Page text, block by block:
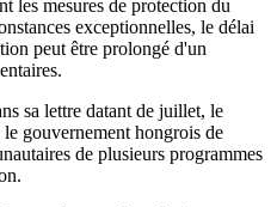
les mesures de protection du
exceptionnelles, le délai
peut être prolongé d'un
sa lettre datant de juillet, le
gouvernement hongrois de
de plusieurs programmes